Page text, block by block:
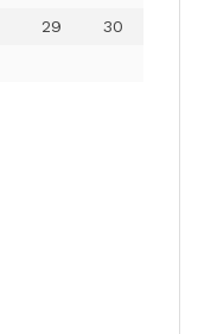
29
30